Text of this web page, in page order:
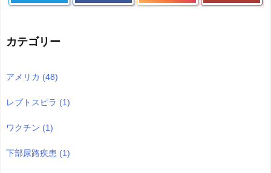
カテゴリー
アメリカ (48)
レプトスピラ (1)
ワクチン (1)
下部尿路疾患 (1)